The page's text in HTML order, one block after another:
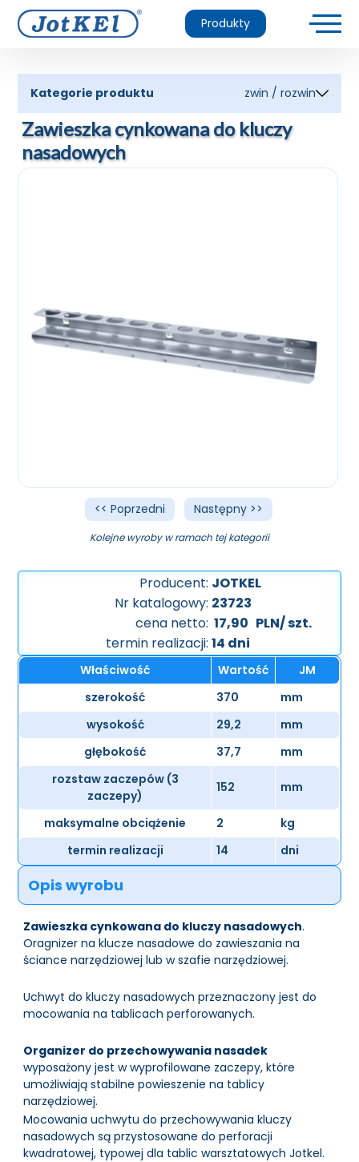
Produkty
Kategorie produktu zwin / rozwin
Zawieszka cynkowana do kluczy
nasadowych
<< Poprzedni Następny >>
Kolejne wyroby w ramach tej kategorii
Producent: JOTKEL
Nr katalogowy: 23723
cena netto: 17,90 PLN/ szt.
termin realizacji: 14 dni
Właściwość Wartość
JM
szerokość
370
mm
wysokość
29,2
mm
głębokość
37,7
mm
rozstaw zaczepów (3
zaczepy)
152 mm
maksymalne obciążenie 2
kg
termin realizacji
14 dni
Opis wyrobu
Zawieszka cynkowana do kluczy nasadowych.
Oragnizer na klucze nasadowe do zawieszania na
ściance narzędziowej lub w szafie narzędziowej.
Uchwyt do kluczy nasadowych przeznaczony jest do
mocowania na tablicach perforowanych.
Organizer do przechowywania nasadek
wyposażony jest w wyprofilowane zaczepy, które
umożliwiają stabilne powieszenie na tablicy
narzędziowej.
Mocowania uchwytu do przechowywania kluczy
nasadowych są przystosowane do perforacji
kwadratowej, typowej dla tablic warsztatowych Jotkel.